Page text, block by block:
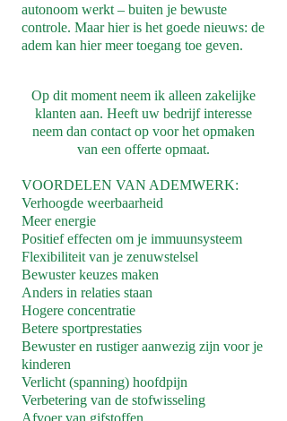
autonoom werkt – buiten je bewuste
controle. Maar hier is het goede nieuws: de
adem kan hier meer toegang toe geven.
Op dit moment neem ik alleen zakelijke
klanten aan. Heeft uw bedrijf interesse
neem dan contact op voor het opmaken
van een offerte opmaat.
VOORDELEN VAN ADEMWERK:
Verhoogde weerbaarheid
Meer energie
Positief effecten om je immuunsysteem
Flexibiliteit van je zenuwstelsel
Bewuster keuzes maken
Anders in relaties staan
Hogere concentratie
Betere sportprestaties
Bewuster en rustiger aanwezig zijn voor je
kinderen
Verlicht (spanning) hoofdpijn
Verbetering van de stofwisseling
Afvoer van gifstoffen